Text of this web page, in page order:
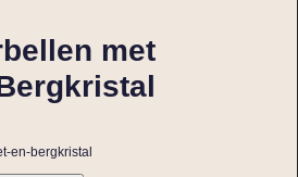
met
en-bergkristal